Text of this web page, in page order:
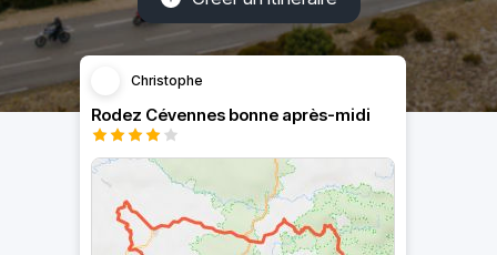
Christophe
Rodez Cévennes bonne après-midi